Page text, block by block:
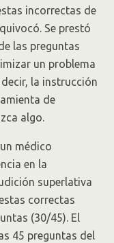
incorrectas de
Se prestó
las preguntas
un problema
la instrucción
de
algo.
médico
en la
superlativa
correctas
(30/45). El
45 preguntas del